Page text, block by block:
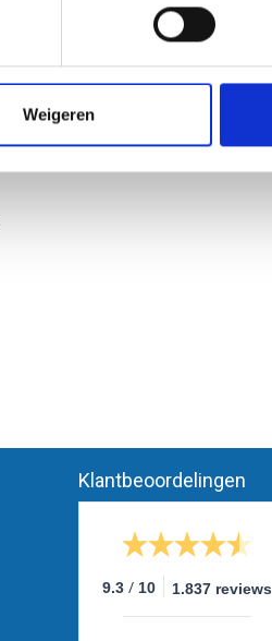
Weigeren
Klantbeoordelingen
9.3 / 10 1.837 reviews